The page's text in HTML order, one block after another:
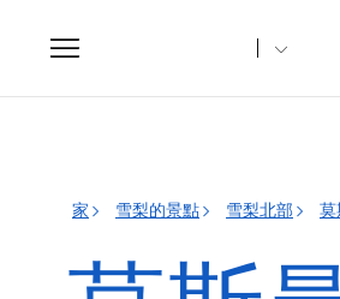
Toggle
navigation
家 雪梨的景點 雪梨北部 莫